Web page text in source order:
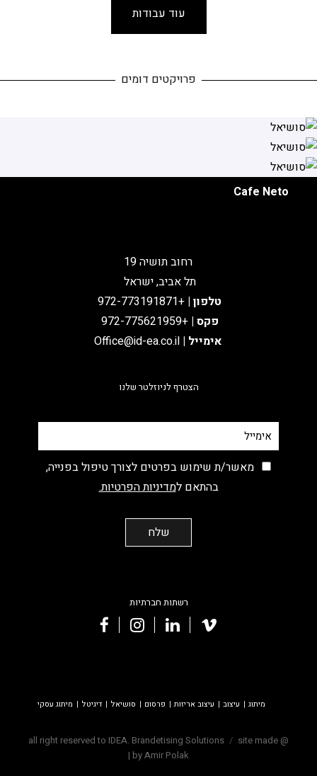
עוד עבודות
פרויקטים דומים
BBB
Moses
Cafe Neto
רחוב תושיה 19
תל אביב, ישראל
טלפון|
+972-773191871
פקס | +972-775621959
אימייל |
הצטרף לניוזלטר שלנו
מאשר/ת שימוש בפרטים לצורך טיפול בפנייה,
בהתאם למדיניות הפרטיות.
רשתות חברתיות
facebookinstagramlinkedin
מיתוג עיצוב עיצוב אריזות פרסום סושיאל דיגיטל מיתוג עסקי
@ all right reserved to IDEA. Brandetising Solutions
site made
by Amir Polak
|